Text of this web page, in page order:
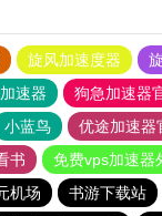
旋风加速度器
速器
狗急加速器
小蓝鸟 优途加速器
书
免费vps加速器
机场 书游下载站